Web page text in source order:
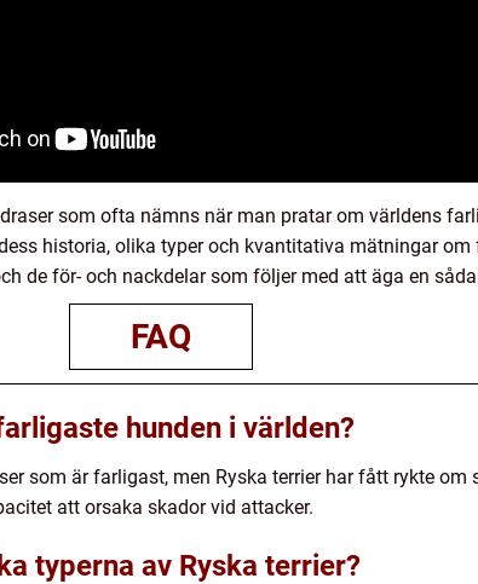
som ofta nämns när man pratar om världens
historia, olika typer och kvantitativa mätningar om
de för- och nackdelar som följer med att äga en
FAQ
hunden i världen?
som är farligast, men Ryska terrier har fått rykte
att orsaka skador vid attacker.
typerna av Ryska terrier?